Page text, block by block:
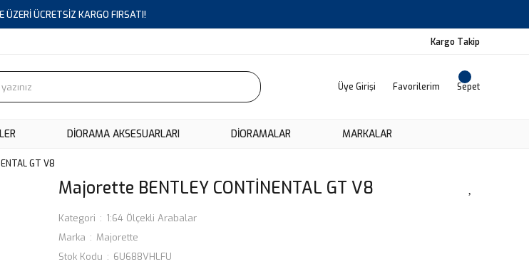
ÜZERİ ÜCRETSİZ KARGO FIRSATI!
Kargo Takip
Üye Girişi Favorilerim Sepet
DİORAMA AKSESUARLARI DIORAMALAR MARKALAR
GT V8
Majorette BENTLEY CONTİNENTAL GT V8
Kategori
1:64 Ölçekli Arabalar
Marka
Majorette
Stok Kodu
6U688VHLFU